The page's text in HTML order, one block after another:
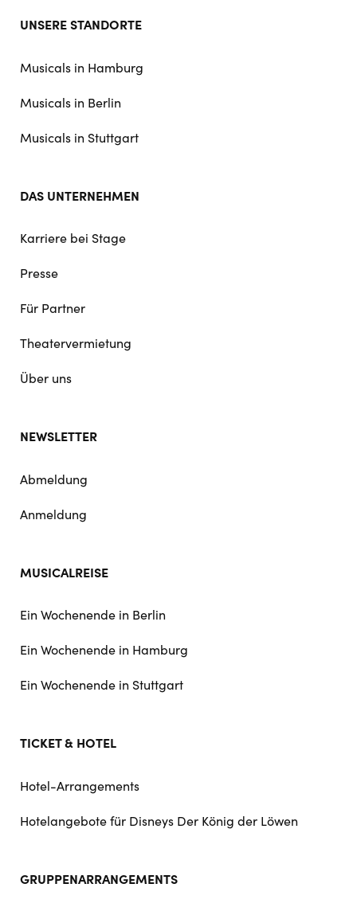
UNSERE STANDORTE
Musicals in Hamburg
Musicals in Berlin
Musicals in Stuttgart
DAS UNTERNEHMEN
Karriere bei Stage
Presse
Für Partner
Theatervermietung
Über uns
NEWSLETTER
Abmeldung
Anmeldung
MUSICALREISE
Ein Wochenende in Berlin
Ein Wochenende in Hamburg
Ein Wochenende in Stuttgart
TICKET & HOTEL
Hotel-Arrangements
Hotelangebote für Disneys Der König der Löwen
GRUPPENARRANGEMENTS